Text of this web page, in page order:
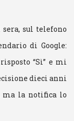
sul telefono
di Google:
“Sì” e mi
dieci anni
ma la notifica lo